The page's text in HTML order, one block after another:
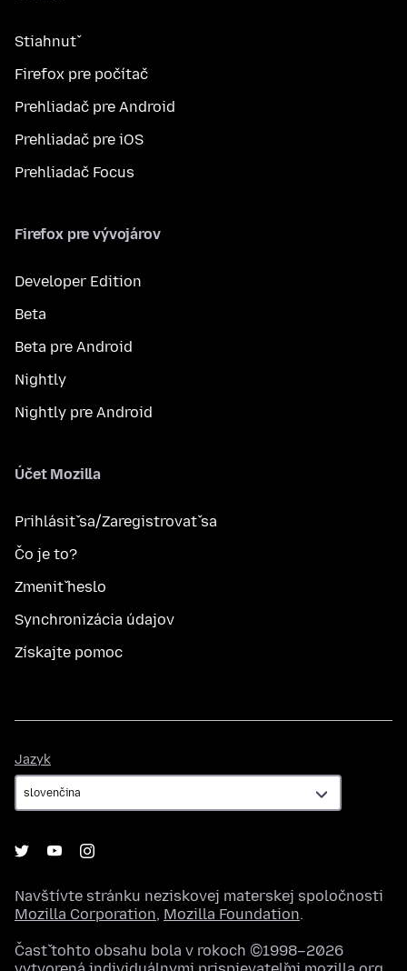
Stiahnuť
Firefox pre počítač
Prehliadač pre Android
Prehliadač pre iOS
Prehliadač Focus
Firefox pre vývojárov
Developer Edition
Beta
Beta pre Android
Nightly
Nightly pre Android
Účet Mozilla
Prihlásiť sa/Zaregistrovať sa
Čo je to?
Zmeniť heslo
Synchronizácia údajov
Získajte pomoc
Jazyk
Navštívte stránku neziskovej materskej spoločnosti
Mozilla Corporation, Mozilla Foundation.
Časť tohto obsahu bola v rokoch ©1998–2026